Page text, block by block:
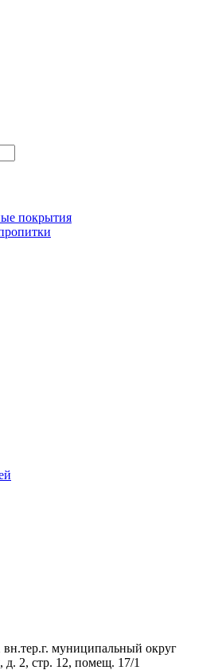
покрытия
вн.тер.г. муниципальный округ
д. 2, стр. 12, помещ. 17/1